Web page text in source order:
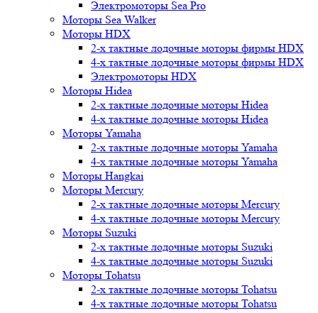
Электромоторы Sea Pro
Моторы Sea Walker
Моторы HDX
2-х тактные лодочные моторы фирмы HDX
4-х тактные лодочные моторы фирмы HDX
Электромоторы HDX
Моторы Hidea
2-х тактные лодочные моторы Hidea
4-х тактные лодочные моторы Hidea
Моторы Yamaha
2-х тактные лодочные моторы Yamaha
4-х тактные лодочные моторы Yamaha
Моторы Hangkai
Моторы Mercury
2-х тактные лодочные моторы Mercury
4-х тактные лодочные моторы Mercury
Моторы Suzuki
2-х тактные лодочные моторы Suzuki
4-х тактные лодочные моторы Suzuki
Моторы Tohatsu
2-х тактные лодочные моторы Tohatsu
4-х тактные лодочные моторы Tohatsu